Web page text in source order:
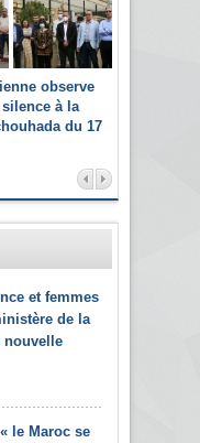
observe
à la
du 17
et femmes
de la
nouvelle
le Maroc se